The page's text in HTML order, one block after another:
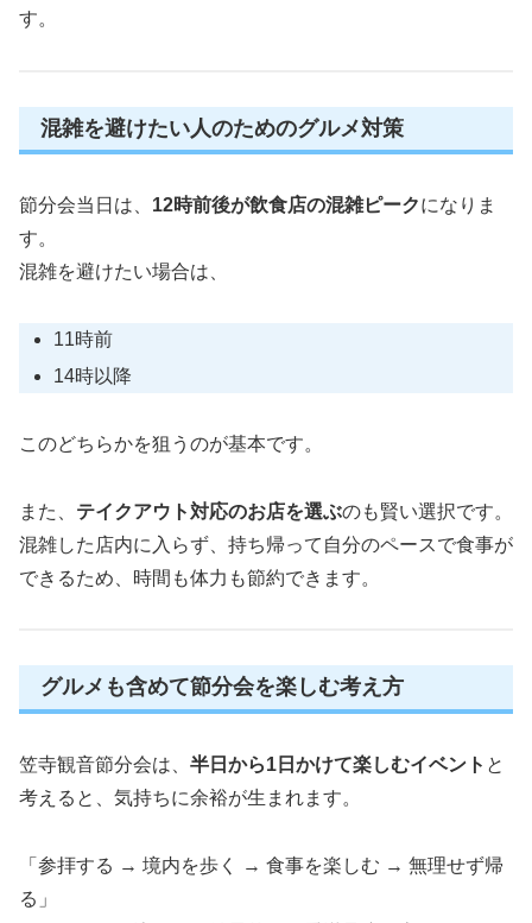
す。
混雑を避けたい人のためのグルメ対策
節分会当日は、 12時前後が飲食店の混雑ピークになりま
す。
混雑を避けたい場合は、
11時前
14時以降
このどちらかを狙うのが基本です。
また、 テイクアウト対応のお店を選ぶのも賢い選択です。
混雑した店内に入らず、持ち帰って自分のペースで食事が
できるため、時間も体力も節約できます。
グルメも含めて節分会を楽しむ考え方
笠寺観音節分会は、 半日から1日かけて楽しむイベント と
考えると、気持ちに余裕が生まれます。
「参拝する → 境内を歩く → 食事を楽しむ → 無理せず帰
る」